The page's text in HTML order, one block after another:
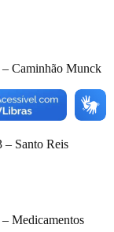
– Caminhão Munck
– Santo Reis
Medicamentos